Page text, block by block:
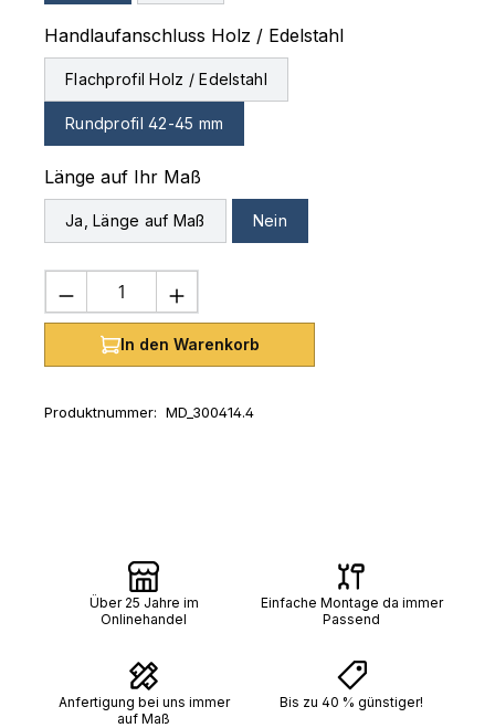
Handlaufanschluss Holz / Edelstahlauswählen
Flachprofil Holz / Edelstahl
Rundprofil 42-45 mm
Länge auf Ihr Maß
Ja, Länge auf Maß Nein
Produkt Anzahl: Gib den
In den Warenkorb
Produktnummer: MD_300414.4
Über 25 Jahre im
Onlinehandel
Einfache Montage da immer
Passend
Anfertigung bei uns immer
auf Maß
Bis zu 40 % günstiger!